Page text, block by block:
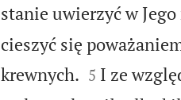
stanie uwierzyć w Jego
cieszyć się
krewnych.
5 I ze